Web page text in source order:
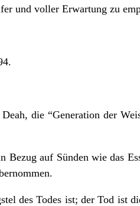
und voller Erwartung zu
die “Generation der
auf Sünden wie das
des Todes ist; der Tod ist